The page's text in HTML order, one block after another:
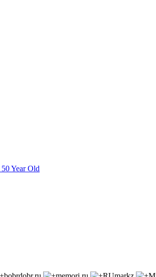
Year Old